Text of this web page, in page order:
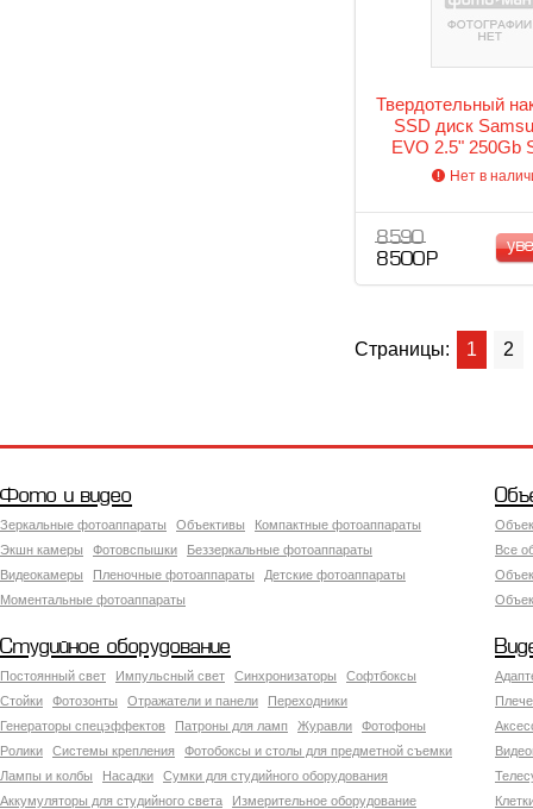
Твердотельный
SSD диск
EVO 2.5" 250Gb
(MZ-Нет в
8 590
8 500 Р
Страницы: 1 2
Фото и видео
Зеркальные фотоаппараты Объективы
Компактные фотоаппараты
Экшн камеры
Фотовспышки
Беззеркальные фотоаппараты
Видеокамеры
Пленочные фотоаппараты
Детские фотоаппараты
Моментальные фотоаппараты
Все
Студийное оборудование
Постоянный свет Импульсный свет Синхронизаторы
Софтбоксы
Стойки
Фотозонты Отражатели и панели
Переходники
Генераторы спецэффектов
Патроны для ламп Журавли
Фотофоны
Ролики
Системы крепления
Фотобоксы и столы для предметной съемки
Лампы и колбы
Насадки
Сумки для студийного оборудования
Аккумуляторы для студийного света
Измерительное оборудование